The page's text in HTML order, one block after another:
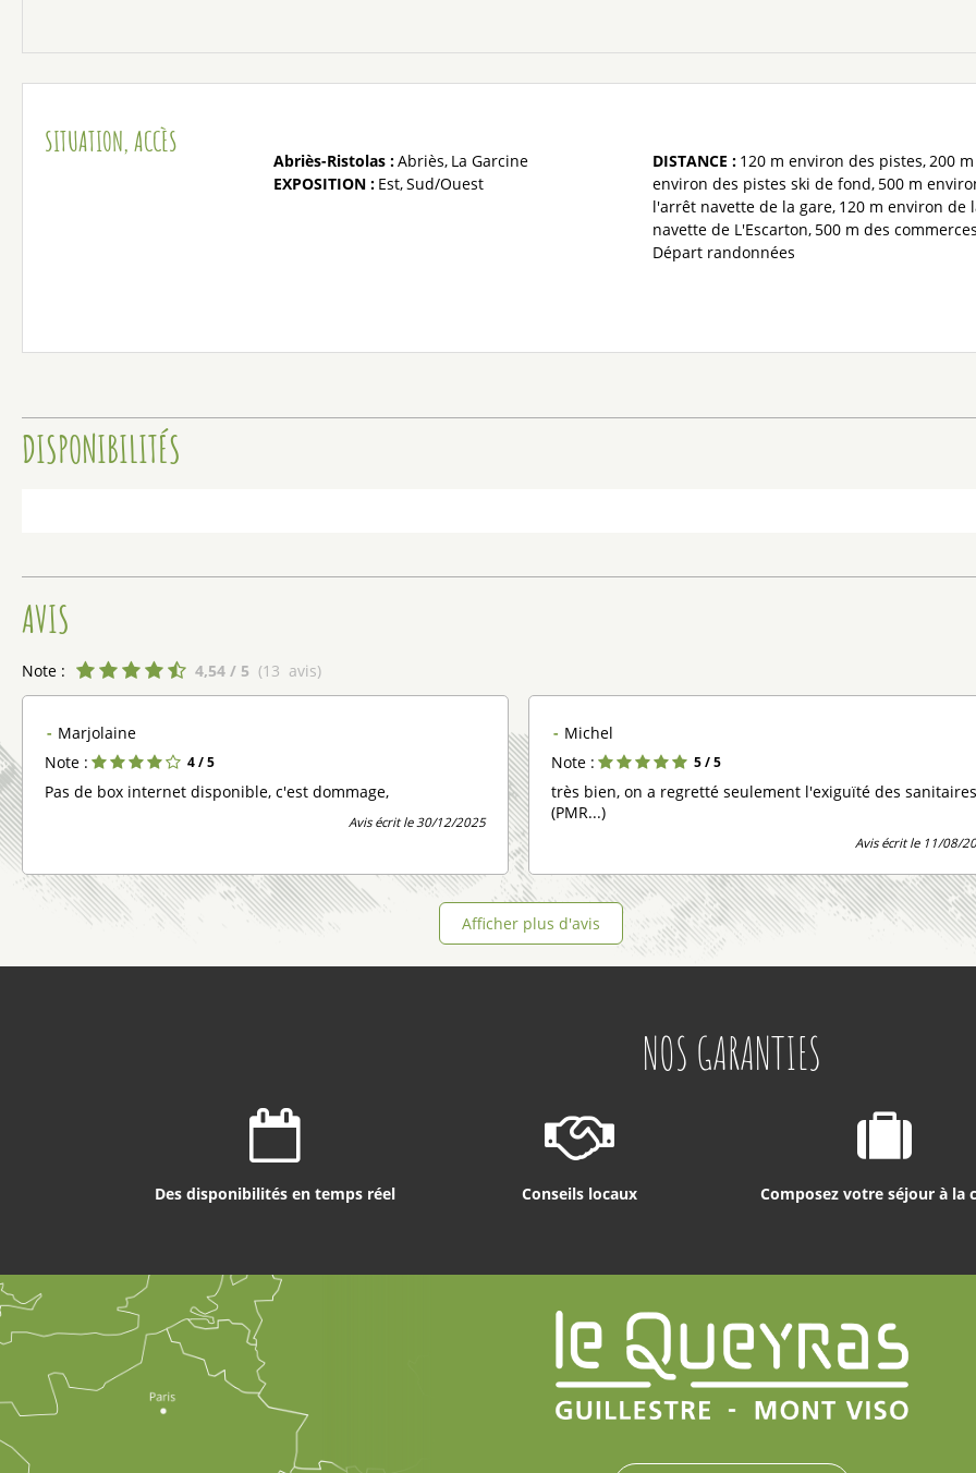
SITUATION, ACCÈS
Abriès-Ristolas :Abriès La Garcine
EXPOSITION : Est Sud/Ouest
DISTANCE : 120 m environ des pistes 200 m
environ des pistes ski de fond 500 m
l'arrêt navette de la gare 120 m environ de
navette de L'Escarton 500 m des commerces
Départ randonnées
DISPONIBILITÉS
AVIS
Note : 4,54 / 5 (13 avis)
Marjolaine
Note :
4 / 5
Pas de box internet disponible, c'est dommage,
Avis écrit le 30/12/2025
Michel
Note :
5 / 5
très bien, on a regretté seulement l'exiguïté des sanitaires
(PMR...)
Avis écrit le 11/08/
Afficher plus d'avis
NOS GARANTIES
Des disponibilités en temps réel Conseils locaux Composez votre séjour à la